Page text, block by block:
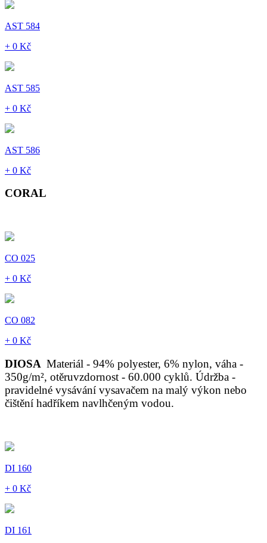
AST 584
+ 0 Kč
AST 585
+ 0 Kč
AST 586
+ 0 Kč
CORAL
CO 025
+ 0 Kč
CO 082
+ 0 Kč
DIOSA Materiál - 94% polyester, 6% nylon, váha -
350g/m², otěruvzdornost - 60.000 cyklů. Údržba -
pravidelné vysávání vysavačem na malý výkon nebo
čištění hadříkem navlhčeným vodou.
DI 160
+ 0 Kč
DI 161